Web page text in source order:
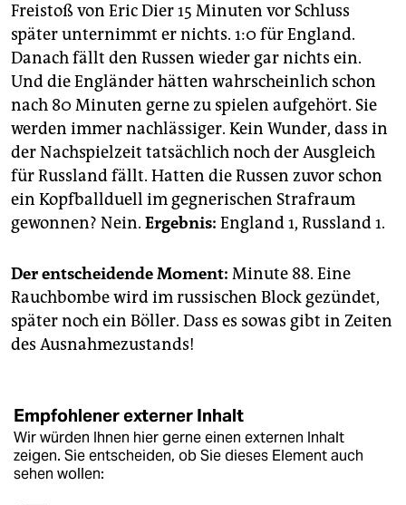
Freistoß von Eric Dier 15 Minuten vor Schluss
später unternimmt er nichts. 1:0 für England.
Danach fällt den Russen wieder gar nichts ein.
Und die Engländer hätten wahrscheinlich schon
nach 80 Minuten gerne zu spielen aufgehört. Sie
werden immer nachlässiger. Kein Wunder, dass in
der Nachspielzeit tatsächlich noch der Ausgleich
für Russland fällt. Hatten die Russen zuvor schon
ein Kopfballduell im gegnerischen Strafraum
gewonnen? Nein. Ergebnis: England 1, Russland 1.
Der entscheidende Moment: Minute 88. Eine
Rauchbombe wird im russischen Block gezündet,
später noch ein Böller. Dass es sowas gibt in Zeiten
des Ausnahmezustands!
Empfohlener externer Inhalt
Wir würden Ihnen hier gerne einen externen Inhalt
zeigen. Sie entscheiden, ob Sie dieses Element auch
sehen wollen: